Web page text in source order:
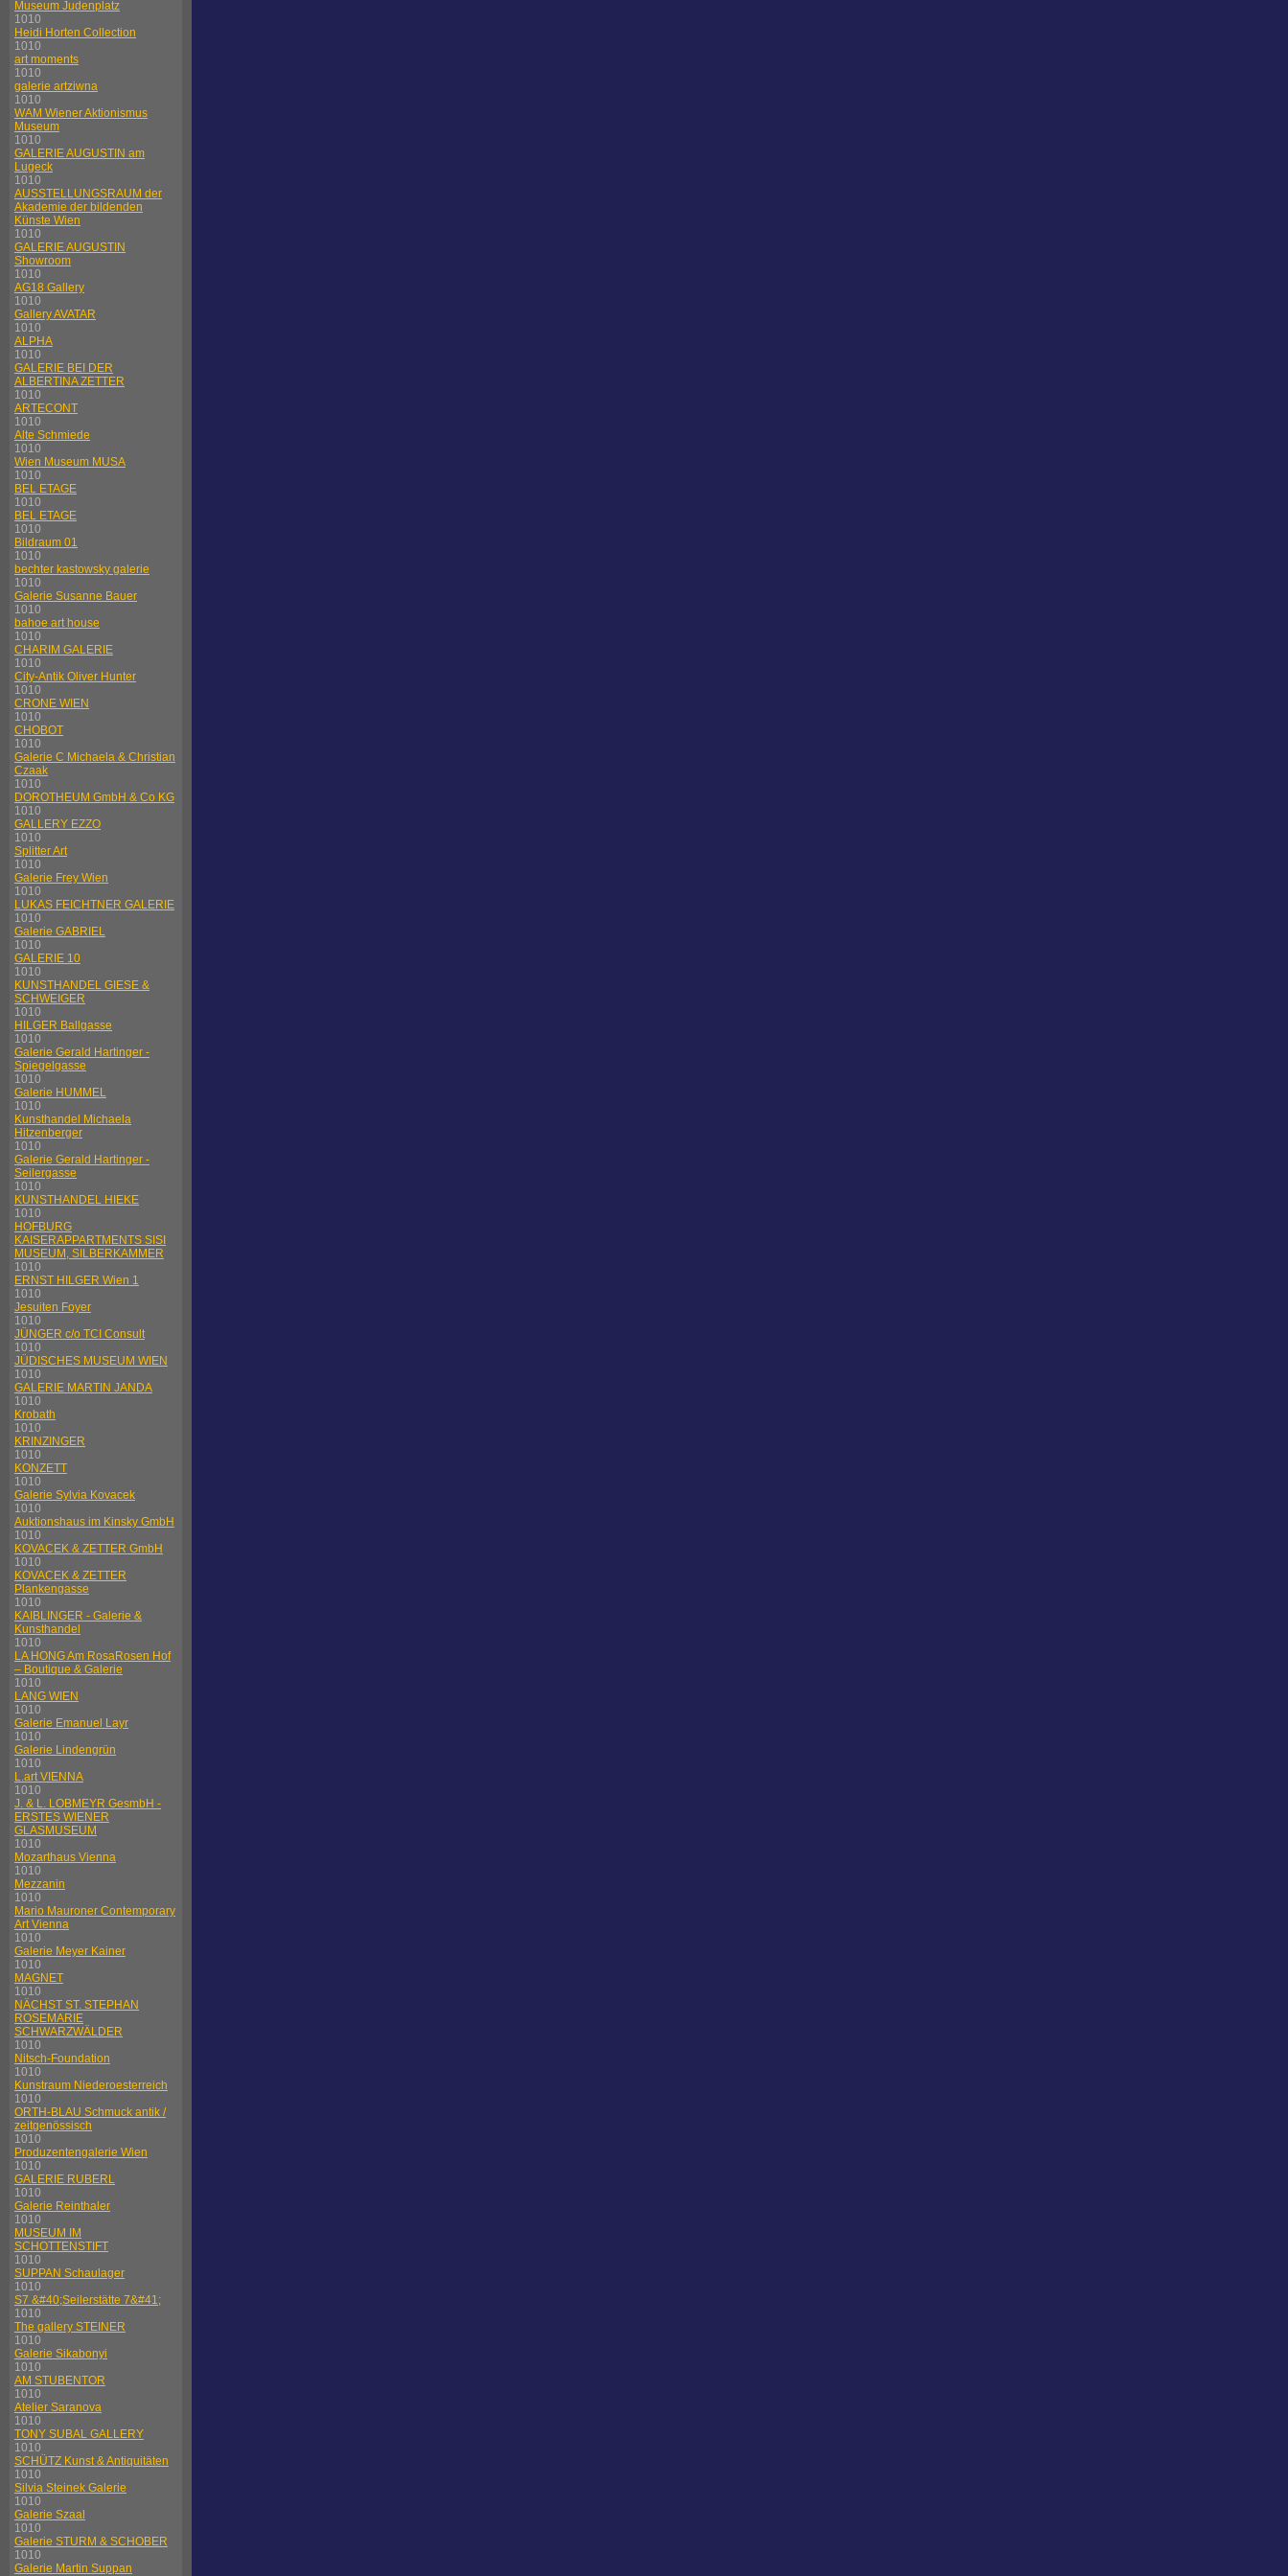
Museum Judenplatz
1010
Heidi Horten Collection
1010
art moments
1010
galerie artziwna
1010
WAM Wiener Aktionismus
Museum
1010
GALERIE AUGUSTIN am
Lugeck
1010
AUSSTELLUNGSRAUM der
Akademie der bildenden
Künste Wien
1010
GALERIE AUGUSTIN
Showroom
1010
AG18 Gallery
1010
Gallery AVATAR
1010
ALPHA
1010
GALERIE BEI DER
ALBERTINA ZETTER
1010
ARTECONT
1010
Alte Schmiede
1010
Wien Museum MUSA
1010
BEL ETAGE
1010
BEL ETAGE
1010
Bildraum 01
1010
bechter kastowsky galerie
1010
Galerie Susanne Bauer
1010
bahoe art house
1010
CHARIM GALERIE
1010
City-Antik Oliver Hunter
1010
CRONE WIEN
1010
CHOBOT
1010
Galerie C Michaela & Christian
Czaak
1010
DOROTHEUM GmbH & Co KG
1010
GALLERY EZZO
1010
Splitter Art
1010
Galerie Frey Wien
1010
LUKAS FEICHTNER GALERIE
1010
Galerie GABRIEL
1010
GALERIE 10
1010
KUNSTHANDEL GIESE &
SCHWEIGER
1010
HILGER Ballgasse
1010
Galerie Gerald Hartinger -
Spiegelgasse
1010
Galerie HUMMEL
1010
Kunsthandel Michaela
Hitzenberger
1010
Galerie Gerald Hartinger -
Seilergasse
1010
KUNSTHANDEL HIEKE
1010
HOFBURG
KAISERAPPARTMENTS SISI
MUSEUM, SILBERKAMMER
1010
ERNST HILGER Wien 1
1010
Jesuiten Foyer
1010
JÜNGER c/o TCI Consult
1010
JÜDISCHES MUSEUM WIEN
1010
GALERIE MARTIN JANDA
1010
Krobath
1010
KRINZINGER
1010
KONZETT
1010
Galerie Sylvia Kovacek
1010
Auktionshaus im Kinsky GmbH
1010
KOVACEK & ZETTER GmbH
1010
KOVACEK & ZETTER
Plankengasse
1010
KAIBLINGER - Galerie &
Kunsthandel
1010
LA HONG Am RosaRosen Hof
– Boutique & Galerie
1010
LANG WIEN
1010
Galerie Emanuel Layr
1010
Galerie Lindengrün
1010
L.art VIENNA
1010
J. & L. LOBMEYR GesmbH -
ERSTES WIENER
GLASMUSEUM
1010
Mozarthaus Vienna
1010
Mezzanin
1010
Mario Mauroner Contemporary
Art Vienna
1010
Galerie Meyer Kainer
1010
MAGNET
1010
NÄCHST ST. STEPHAN
ROSEMARIE
SCHWARZWÄLDER
1010
Nitsch-Foundation
1010
Kunstraum Niederoesterreich
1010
ORTH-BLAU Schmuck antik /
zeitgenössisch
1010
Produzentengalerie Wien
1010
GALERIE RUBERL
1010
Galerie Reinthaler
1010
MUSEUM IM
SCHOTTENSTIFT
1010
SUPPAN Schaulager
1010
S7 &#40;Seilerstätte 7&#41;
1010
The gallery STEINER
1010
Galerie Sikabonyi
1010
AM STUBENTOR
1010
Atelier Saranova
1010
TONY SUBAL GALLERY
1010
SCHÜTZ Kunst & Antiquitäten
1010
Silvia Steinek Galerie
1010
Galerie Szaal
1010
Galerie STURM & SCHOBER
1010
Galerie Martin Suppan